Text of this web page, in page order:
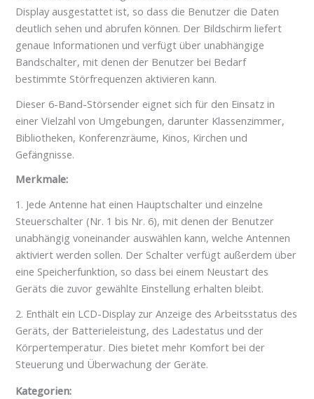
Display ausgestattet ist, so dass die Benutzer die Daten
deutlich sehen und abrufen können. Der Bildschirm liefert
genaue Informationen und verfügt über unabhängige
Bandschalter, mit denen der Benutzer bei Bedarf
bestimmte Störfrequenzen aktivieren kann.
Dieser 6-Band-Störsender eignet sich für den Einsatz in
einer Vielzahl von Umgebungen, darunter Klassenzimmer,
Bibliotheken, Konferenzräume, Kinos, Kirchen und
Gefängnisse.
Merkmale:
1. Jede Antenne hat einen Hauptschalter und einzelne
Steuerschalter (Nr. 1 bis Nr. 6), mit denen der Benutzer
unabhängig voneinander auswählen kann, welche Antennen
aktiviert werden sollen. Der Schalter verfügt außerdem über
eine Speicherfunktion, so dass bei einem Neustart des
Geräts die zuvor gewählte Einstellung erhalten bleibt.
2. Enthält ein LCD-Display zur Anzeige des Arbeitsstatus des
Geräts, der Batterieleistung, des Ladestatus und der
Körpertemperatur. Dies bietet mehr Komfort bei der
Steuerung und Überwachung der Geräte.
Kategorien: